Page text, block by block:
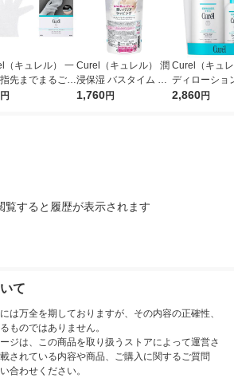
（キュレル） 一
先までまるごと
手入れ底上げ
円
Curel（キュレル） 潤
浸保湿 バスタイム モ
イストバリアクリーム
1,760円
Curel（キュ
ディローショ
L+110mLセッ
2,860円
覧すると履歴が表示されます
て
は万全を期しておりますが、その内容の正確性、
ものではありません。
ジは、この商品を取り扱うストアによって運営さ
されている内容や商品、ご購入に関するご質問
合わせください。